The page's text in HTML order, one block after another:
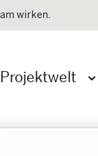
wirken.
Projektwelt